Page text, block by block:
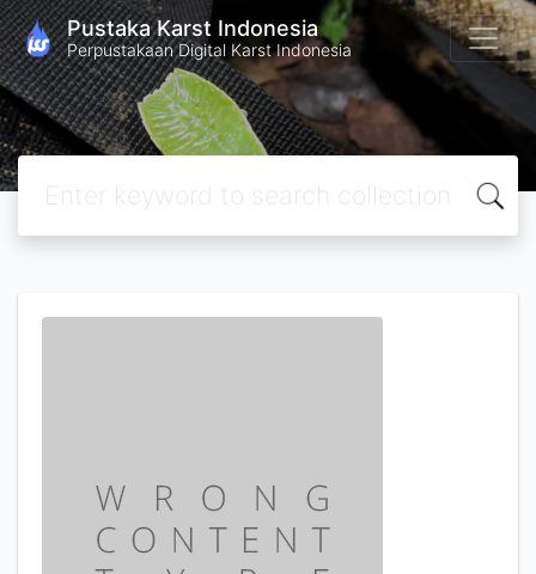
Pustaka Karst Indonesia
Perpustakaan Digital Karst Indonesia